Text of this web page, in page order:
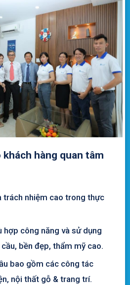
khách hàng quan tâm
trách nhiệm cao trong thực
hợp công năng và sử dụng
bền đẹp, thẩm mỹ cao.
bao gồm các công tác
nội thất gỗ & trang trí.